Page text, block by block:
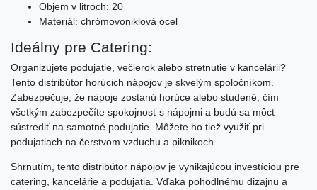
Objem v litroch: 20
Materiál: chrómovoniklová oceľ
Ideálny pre Catering:
Organizujete podujatie, večierok alebo stretnutie v kancelárii?
Tento distribútor horúcich nápojov je skvelým spoločníkom.
Zabezpečuje, že nápoje zostanú horúce alebo studené, čím
všetkým zabezpečíte spokojnosť s nápojmi a budú sa môcť
sústrediť na samotné podujatie. Môžete ho tiež využiť pri
podujatiach na čerstvom vzduchu a piknikoch.
Shrnutím, tento distribútor nápojov je vynikajúcou investíciou pre
catering, kancelárie a podujatia. Vďaka pohodlnému dizajnu a